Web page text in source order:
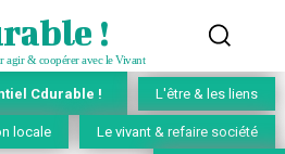
!
agir & coopérer avec le Vivant
Cdurable ! L'être & les liens
locale Le vivant & refaire société